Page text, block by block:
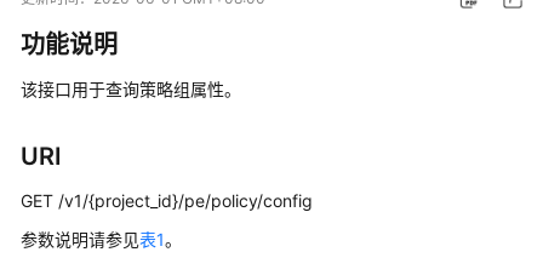
品
绍
计
费
功能说明
该接口用于查询策略组属性。
URI
GET /v1/{project_id}/pe/policy/config
参数说明请参见表1。